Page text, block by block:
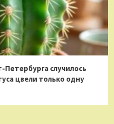
Петербурга случилось
цвели только одну